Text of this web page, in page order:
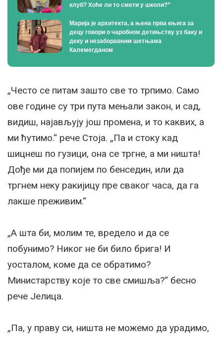
клуб? Хоће ли то смети у школи?”
Марија је архитекта, а њена прва књига за
децу говори о чаробном детињству уз баку и
деку и незаборавним шетњама
Калемегданом
„Често се питам зашто све то трпимо. Само
ове године су три пута мењали закон, и сад,
видиш, најављују још промена, и то каквих, а
ми ћутимо.“ рече Стоја. „Па и стоку кад
шицнеш по гузици, она се тргне, а ми ништа!
Дође ми да попијем по бенседин, или да
тргнем неку ракијицу пре сваког часа, да га
лакше преживим.“
„А шта би, молим те, вредело и да се
побунимо? Никог не би било брига! И
уосталом, коме да се обратимо?
Министарству које то све смишља?“ бесно
рече Јелица.
„Па, у праву си, ништа не можемо да урадимо,